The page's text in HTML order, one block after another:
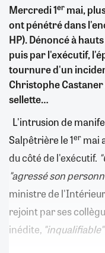
Mercredi 1er mai,
ont pénétré dans
HP). Dénoncé à
puis par l'exécutif,
tournure d'un
Christophe
sellette…
L'intrusion de
Salpêtrière le 1er mai
du côté de l'exécutif.
"agressé son
ministre de
rejoint par ses
inédite, "inqualifiable"